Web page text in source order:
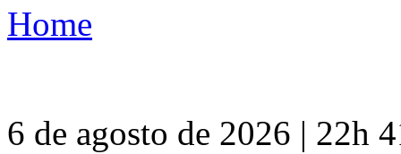
Home
6 de agosto de 2026 | 22h